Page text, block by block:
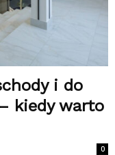
i do
kiedy warto
0